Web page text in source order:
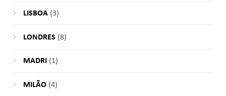
LISBOA(3)
LONDRES (8)
MADRI(1)
MILÃO(4)